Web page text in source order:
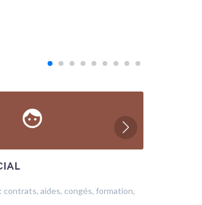
face
contrats, aides, congés, formation,